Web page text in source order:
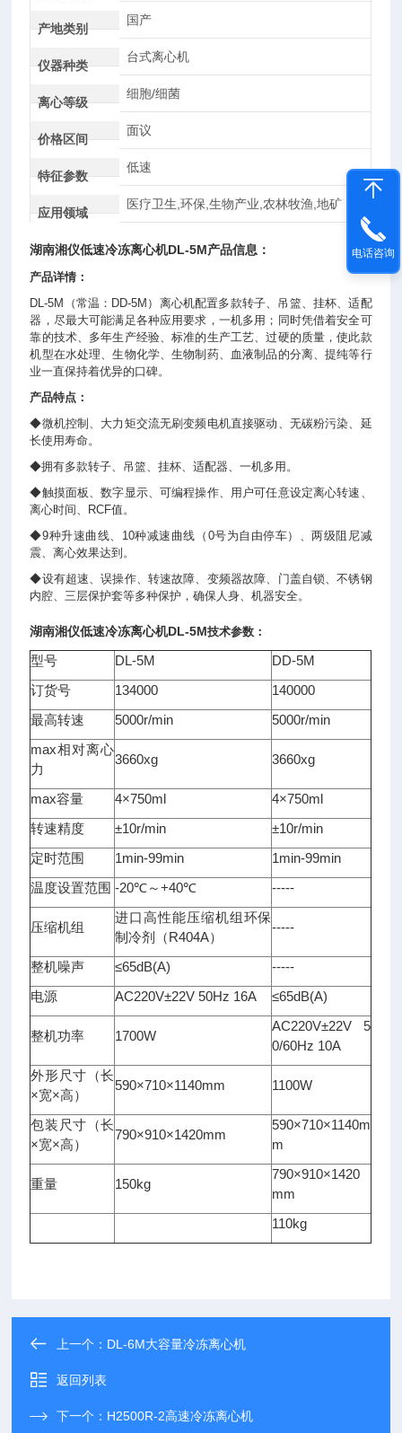
产地类别
国产
仪器种类
台式离心机
离心等级
细胞/细菌
价格区间
面议
特征参数
低速
应用领域
医疗卫生,环保,生物产业,农林牧渔,地矿
湖南湘仪低速冷冻离心机DL-5M产品信息：
产品详情：
DL-5M（常温：DD-5M）离心机配置多款转子、吊篮、挂杯、适配
器，尽最大可能满足各种应用要求，一机多用；同时凭借着安全可
靠的技术、多年生产经验、标准的生产工艺、过硬的质量，使此款
机型在水处理、生物化学、生物制药、血液制品的分离、提纯等行
业一直保持着优异的口碑。
产品特点：
◆微机控制、大力矩交流无刷变频电机直接驱动、无碳粉污染、延
长使用寿命。
◆拥有多款转子、吊篮、挂杯、适配器、一机多用。
◆触摸面板、数字显示、可编程操作、用户可任意设定离心转速、
离心时间、RCF值。
◆9种升速曲线、10种减速曲线（0号为自由停车）、两级阻尼减
震、离心效果达到。
◆设有超速、误操作、转速故障、变频器故障、门盖自锁、不锈钢
内腔、三层保护套等多种保护，确保人身、机器安全。
湖南湘仪低速冷冻离心机DL-5M技术参数：
型号 DL-5M
DD-5M
订货号
134000
140000
最高转速
5000r/min
5000r/min
max相对离心
力
3660xg 3660xg
max容量 4×750ml
4×750ml
转速精度
±10r/min
±10r/min
定时范围
1min-99min
1min-99min
温度设置范围 -20℃～+40℃ -----
压缩机组
进口高性能压缩机组环保
制冷剂（R404A）
-----
整机噪声 ≤65dB(A)
-----
电源
AC220V±22V 50Hz 16A ≤65dB(A)
整机功率 1700W
AC220V±22V 5
0/60Hz 10A
外形尺寸（长
×宽×高）
590×710×1140mm 1100W
包装尺寸（长
×宽×高）
790×910×1420mm
590×710×1140m
m
重量 150kg
790×910×1420
mm
110kg
上一个： DL-6M大容量冷冻离心机
返回列表
下一个： H2500R-2高速冷冻离心机
电话咨询